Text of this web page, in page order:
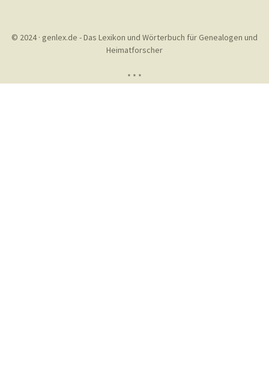
© 2024 · genlex.de - Das Lexikon und Wörterbuch für Genealogen und
Heimatforscher
* * *